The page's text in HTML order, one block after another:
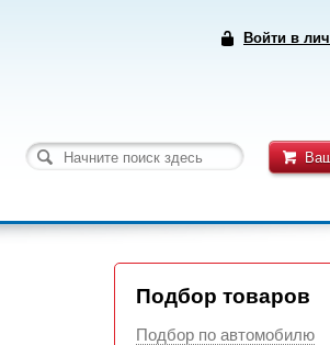
Войти в
Подбор товаров
Подбор по автомобилю